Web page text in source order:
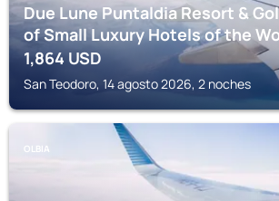
Due Lune Puntaldia Resort &
of Small Luxury Hotels of the
1,864USD
San Teodoro, 14 agosto 2026, 2 noches
OLBIA